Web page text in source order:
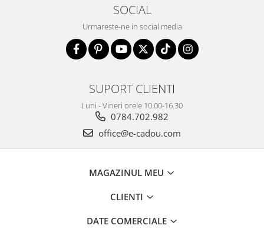
SOCIAL
Urmareste-ne in social media
SUPORT CLIENTI
Luni - Vineri orele 10.00-16.30
0784.702.982
office@e-cadou.com
MAGAZINUL MEU
CLIENTI
DATE COMERCIALE